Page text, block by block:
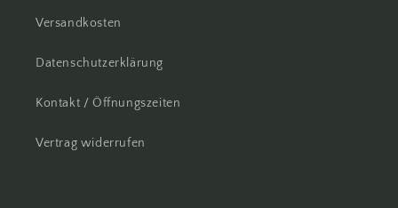
Versandkosten
Datenschutzerklärung
Kontakt / Öffnungszeiten
Vertrag widerrufen